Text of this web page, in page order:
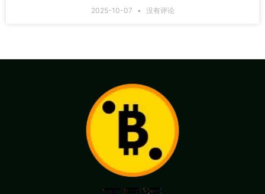
2025-10-07 没有评论